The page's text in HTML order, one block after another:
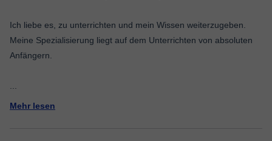
Ich liebe es, zu unterrichten und mein Wissen weiterzugeben.
Meine Spezialisierung liegt auf dem Unterrichten von absoluten
Anfängern.
Mehr lesen